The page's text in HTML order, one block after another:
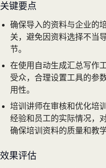
关键要点
确保导入的资料与企业的
关，避免因资料选择不当
节。
在使用自动生成汇总写作
受众，合理设置工具的参
用性。
培训讲师在审核和优化培
经验和员工的实际情况，
确保培训资料的质量和教学
效果评估